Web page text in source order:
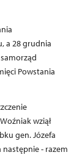
a 28 grudnia
Powstania
wziął
gen. Józefa
- razem